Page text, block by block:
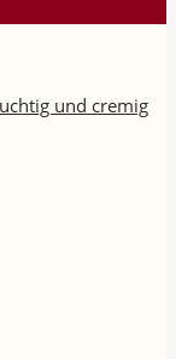
und cremig